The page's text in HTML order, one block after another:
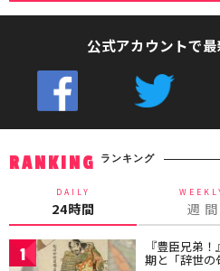
公式アカウントで最
RANKING ランキング
DAILY
24時間 週 間
1 『豊臣兄弟
期と「辞世